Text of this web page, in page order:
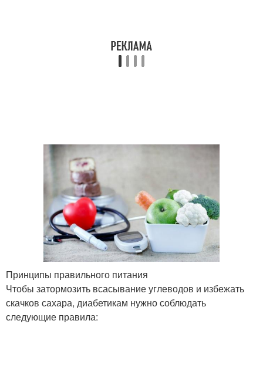
Принципы правильного питания
Чтобы затормозить всасывание углеводов и избежать
скачков сахара, диабетикам нужно соблюдать
следующие правила: